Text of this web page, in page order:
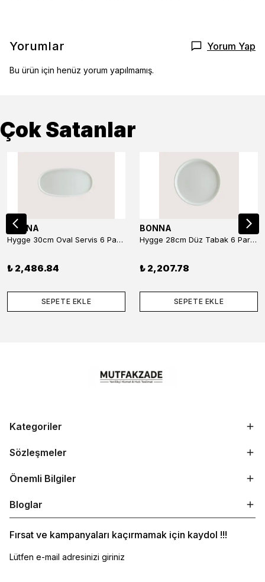
Yorumlar Yorum Yap
Bu ürün için henüz yorum yapılmamış.
Çok Satanlar
BONNA
Hygge 30cm Oval Servis 6 Parça
₺ 2,486.84
SEPETE EKLE
BONNA
Hygge 28cm Düz Tabak 6 Parça
₺ 2,207.78
SEPETE EKLE
Kategoriler
Sözleşmeler
Önemli Bilgiler
Bloglar
Fırsat ve kampanyaları kaçırmamak için kaydol !!!
Lütfen e-mail adresinizi giriniz